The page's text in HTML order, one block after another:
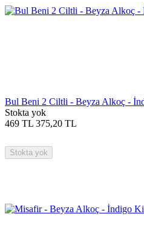
Bul Beni 2 Ciltli - Beyza Alkoç -
Stokta yok
469 TL 375,20 TL
Stokta yok